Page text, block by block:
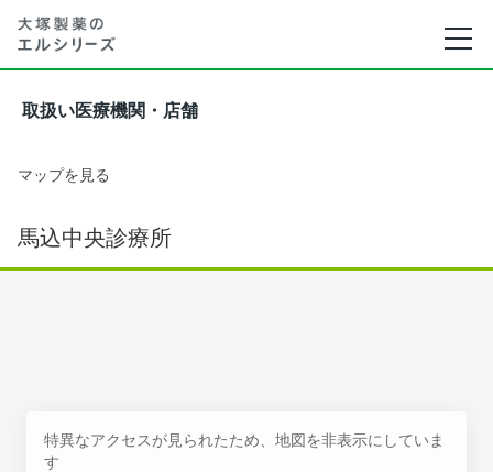
取扱い医療機関・店舗
マップを見る
馬込中央診療所
特異なアクセスが見られたため、地図を非表示にしていま
す